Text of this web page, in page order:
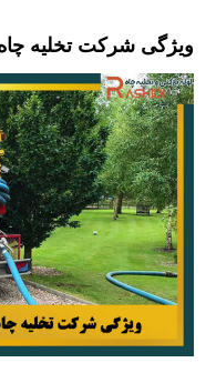
ویژگی شرکت تخلیه